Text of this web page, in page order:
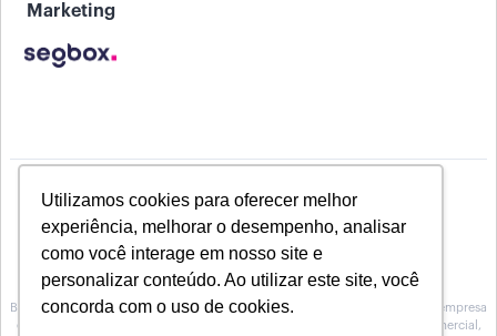
Utilizamos cookies para oferecer melhor
experiência, melhorar o desempenho, analisar
como você interage em nosso site e
personalizar conteúdo. Ao utilizar este site, você
concorda com o uso de cookies.
Marketing
Baeta Assessoria de Seguros inscrita na Susep sob o Nº 10.0100188, é uma empresa
especializada na prestação de serviços de Assessoria, no atendimento comercial,